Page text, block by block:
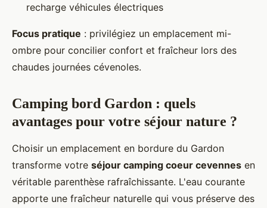
recharge véhicules électriques
Focus pratique : privilégiez un emplacement mi-
ombre pour concilier confort et fraîcheur lors des
chaudes journées cévenoles.
Camping bord Gardon : quels
avantages pour votre séjour nature ?
Choisir un emplacement en bordure du Gardon
transforme votre séjour camping coeur cevennes en
véritable parenthèse rafraîchissante. L'eau courante
apporte une fraîcheur naturelle qui vous préserve des